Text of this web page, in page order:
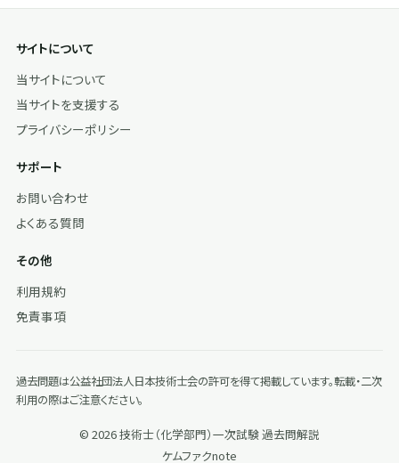
サイトについて
当サイトについて
当サイトを支援する
プライバシーポリシー
サポート
お問い合わせ
よくある質問
その他
利用規約
免責事項
過去問題は公益社団法人日本技術士会の許可を得て掲載しています。転載・二次
利用の際はご注意ください。
© 2026 技術士（化学部門）一次試験 過去問解説
ケムファクnote